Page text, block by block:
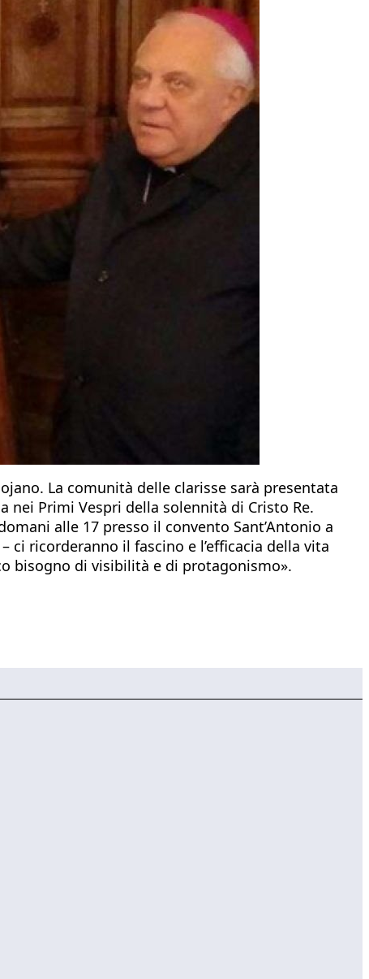
La comunità delle clarisse sarà presentata
nei Primi Vespri della solennità di Cristo Re.
alle 17 presso il convento Sant’Antonio a
ci ricorderanno il fascino e l’efficacia della vita
bisogno di visibilità e di protagonismo».